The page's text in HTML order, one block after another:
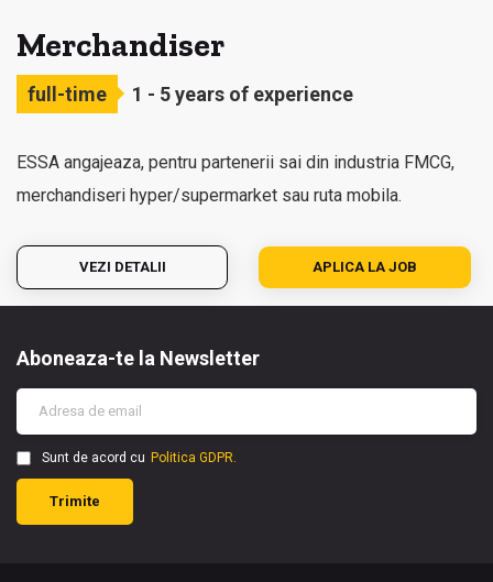
Merchandiser
full-time 1 - 5 years of experience
ESSA angajeaza, pentru partenerii sai din industria FMCG,
merchandiseri hyper/supermarket sau ruta mobila.
VEZI DETALII APLICA LA JOB
Aboneaza-te la Newsletter
Trimite
Sunt de acord cu Politica GDPR.